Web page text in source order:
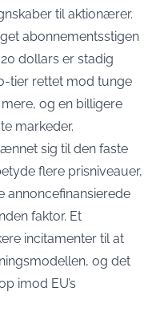
til aktionærer.
abonnementsstigen
dollars er stadig
tier rettet mod tunge
og en billigere
markeder.
sig til den faste
flere prisniveauer,
annoncefinansierede
faktor. Et
incitamenter til at
og det
imod EU’s